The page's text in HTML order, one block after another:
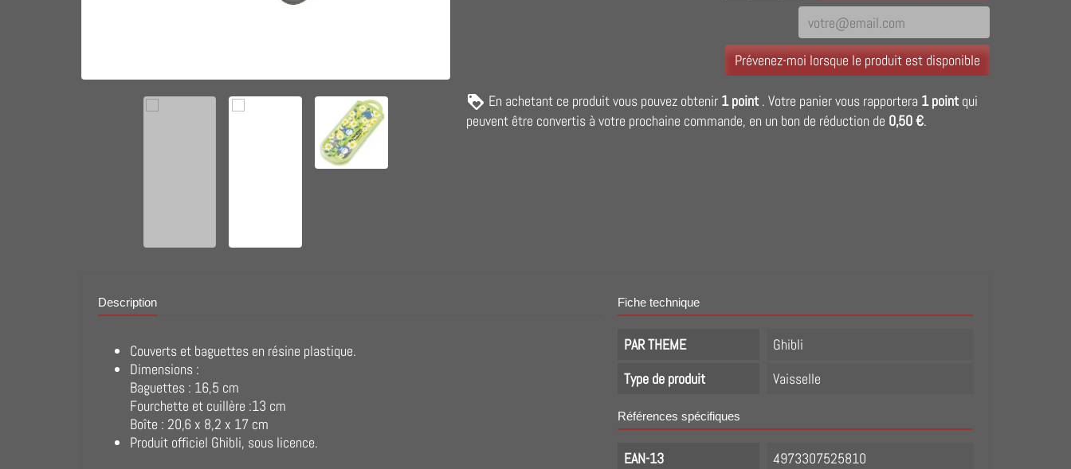
Prévenez-moi lorsque le produit est disponible
En achetant ce produit vous pouvez obtenir 1 point . Votre panier vous rapportera 1point qui
peuvent être convertis à votre prochaine commande, en un bon de réduction de 0,50 €.
Description
Couverts et baguettes en résine plastique.
Dimensions :
Baguettes : 16,5 cm
Fourchette et cuillère :13 cm
Boîte : 20,6 x 8,2 x 17 cm
Produit officiel Ghibli, sous licence.
Fiche technique
PAR THEME
Ghibli
Type de produit
Vaisselle
Références spécifiques
EAN-13 4973307525810